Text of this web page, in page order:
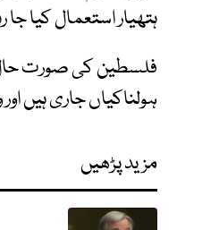
ہتھیار استعمال کیا
فلسطین کی صورت حال
ہولناکیاں جاری ہیں
مزید پڑھیں